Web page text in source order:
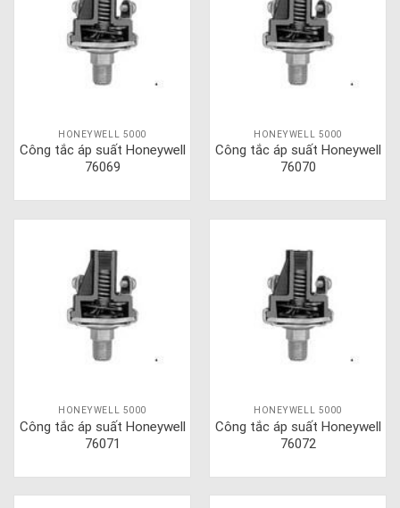
HONEYWELL 5000
Công tắc áp suất Honeywell
76069
HONEYWELL 5000
Công tắc áp suất Honeywell
76070
HONEYWELL 5000
Công tắc áp suất Honeywell
76071
HONEYWELL 5000
Công tắc áp suất Honeywell
76072